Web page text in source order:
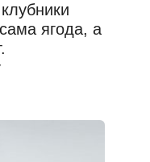
ягода, а